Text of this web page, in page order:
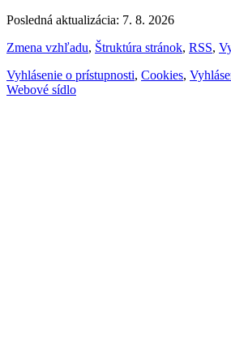
Posledná aktualizácia: 7. 8. 2026
Zmena vzhľadu, Štruktúra stránok, RSS,
Vyhlásenie o prístupnosti, Cookies,
Webové sídlo